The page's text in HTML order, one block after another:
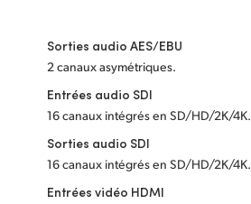
Sorties audio AES/EBU
2 canaux asymétriques.
Entrées audio SDI
16 canaux intégrés en SD/HD/2K/4K.
Sorties audio SDI
16 canaux intégrés en SD/HD/2K/4K.
Entrées vidéo HDMI